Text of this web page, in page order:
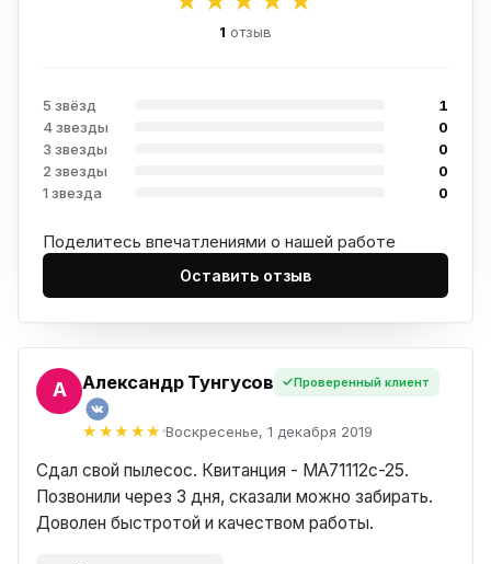
1 отзыв
5 звёзд
1
4 звезды
0
3 звезды
0
2 звезды
0
1 звезда
0
Поделитесь впечатлениями о нашей работе
Оставить отзыв
Александр Тунгусов Проверенный клиент
Воскресенье, 1 декабря 2019
Сдал свой пылесос. Квитанция - MA71112c-25.
Позвонили через 3 дня, сказали можно забирать.
Доволен быстротой и качеством работы.